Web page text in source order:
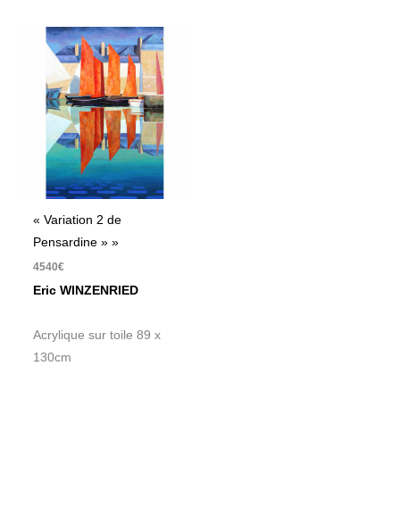
« Variation 2 de
Pensardine » »
4540€
Eric WINZENRIED
Acrylique sur toile 89 x
130cm